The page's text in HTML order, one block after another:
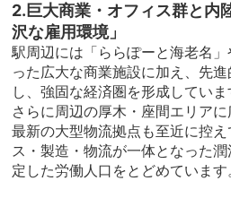
2.巨大商業・オフィス群と内
沢な雇用環境」
駅周辺には「ららぽーと海老名
った広大な商業施設に加え、先
し、強固な経済圏を形成していま
さらに周辺の厚木・座間エリア
最新の大型物流拠点も至近に控
ス・製造・物流が一体となった
定した労働人口をとどめています